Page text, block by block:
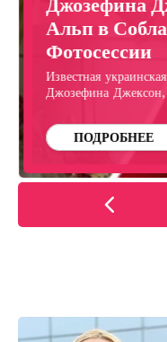
Альп в
Фотосессии
Известная
Джозефина
фотографий,
Альпах. НаПОДРОБНЕЕ